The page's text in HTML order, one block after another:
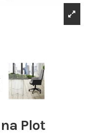
Plot